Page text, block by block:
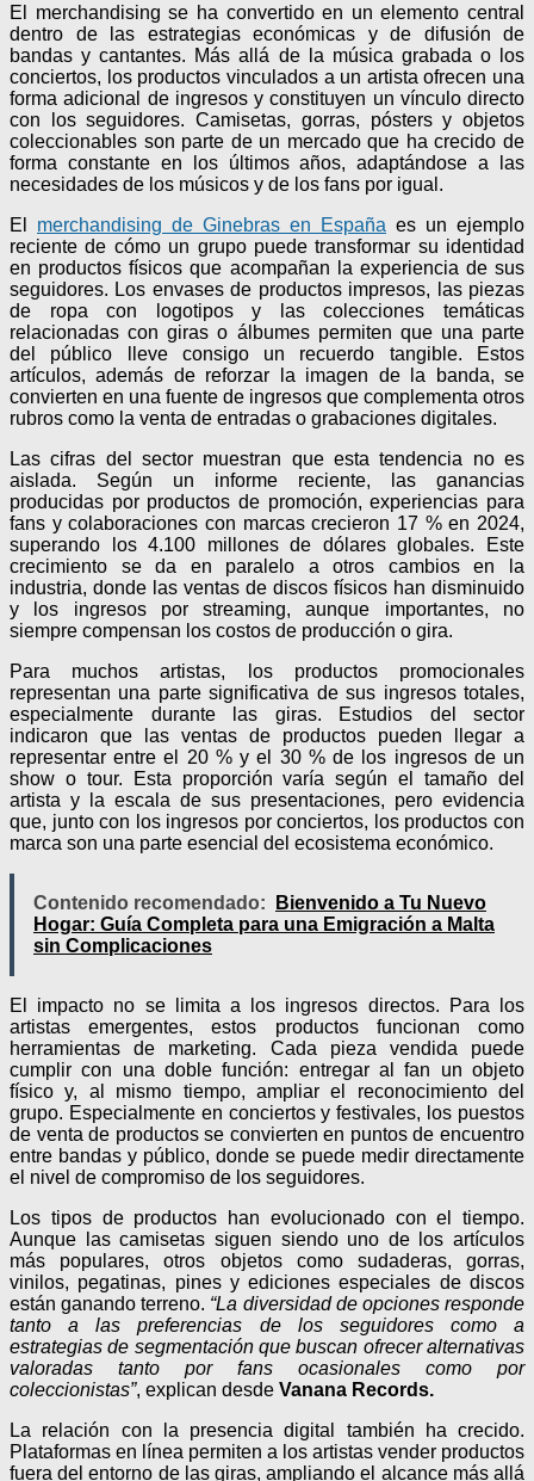
El merchandising se ha convertido en un elemento central
dentro de las estrategias económicas y de difusión de
bandas y cantantes. Más allá de la música grabada o los
conciertos, los productos vinculados a un artista ofrecen una
forma adicional de ingresos y constituyen un vínculo directo
con los seguidores. Camisetas, gorras, pósters y objetos
coleccionables son parte de un mercado que ha crecido de
forma constante en los últimos años, adaptándose a las
necesidades de los músicos y de los fans por igual.
El merchandising de Ginebras en España es un ejemplo
reciente de cómo un grupo puede transformar su identidad
en productos físicos que acompañan la experiencia de sus
seguidores. Los envases de productos impresos, las piezas
de ropa con logotipos y las colecciones temáticas
relacionadas con giras o álbumes permiten que una parte
del público lleve consigo un recuerdo tangible. Estos
artículos, además de reforzar la imagen de la banda, se
convierten en una fuente de ingresos que complementa otros
rubros como la venta de entradas o grabaciones digitales.
Las cifras del sector muestran que esta tendencia no es
aislada. Según un informe reciente, las ganancias
producidas por productos de promoción, experiencias para
fans y colaboraciones con marcas crecieron 17 % en 2024,
superando los 4.100 millones de dólares globales. Este
crecimiento se da en paralelo a otros cambios en la
industria, donde las ventas de discos físicos han disminuido
y los ingresos por streaming, aunque importantes, no
siempre compensan los costos de producción o gira.
Para muchos artistas, los productos promocionales
representan una parte significativa de sus ingresos totales,
especialmente durante las giras. Estudios del sector
indicaron que las ventas de productos pueden llegar a
representar entre el 20 % y el 30 % de los ingresos de un
show o tour. Esta proporción varía según el tamaño del
artista y la escala de sus presentaciones, pero evidencia
que, junto con los ingresos por conciertos, los productos con
marca son una parte esencial del ecosistema económico.
Contenido recomendado:
Bienvenido a Tu Nuevo
Hogar: Guía Completa para una Emigración a Malta
sin Complicaciones
El impacto no se limita a los ingresos directos. Para los
artistas emergentes, estos productos funcionan como
herramientas de marketing. Cada pieza vendida puede
cumplir con una doble función: entregar al fan un objeto
físico y, al mismo tiempo, ampliar el reconocimiento del
grupo. Especialmente en conciertos y festivales, los puestos
de venta de productos se convierten en puntos de encuentro
entre bandas y público, donde se puede medir directamente
el nivel de compromiso de los seguidores.
Los tipos de productos han evolucionado con el tiempo.
Aunque las camisetas siguen siendo uno de los artículos
más populares, otros objetos como sudaderas, gorras,
vinilos, pegatinas, pines y ediciones especiales de discos
están ganando terreno. “La diversidad de opciones responde
tanto a las preferencias de los seguidores como a
estrategias de segmentación que buscan ofrecer alternativas
valoradas tanto por fans ocasionales como por
coleccionistas”, explican desde Vanana Records.
La relación con la presencia digital también ha crecido.
Plataformas en línea permiten a los artistas vender productos
fuera del entorno de las giras, ampliando el alcance más allá